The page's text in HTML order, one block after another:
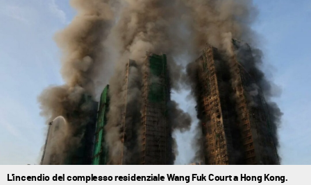
L'incendio del complesso residenziale Wang Fuk Court a Hong Kong.